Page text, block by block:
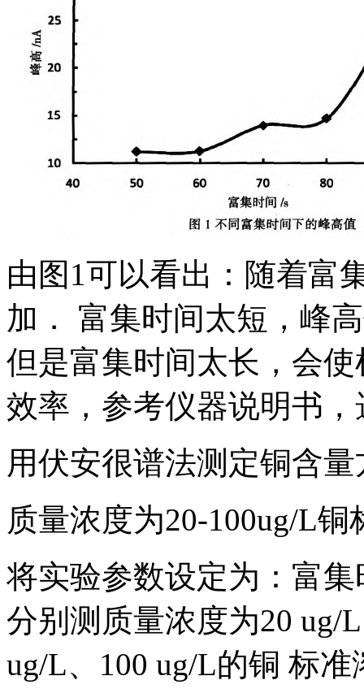
由图1可以看出：随着富
加． 富集时间太短，峰
但是富集时间太长，会
效率，参考仪器说明书
用伏安很谱法测定铜含
质量浓度为20-100ug/L
将实验参数设定为：富集
分别测质量浓度为20 ug/
ug/L、100 ug/L的铜 标